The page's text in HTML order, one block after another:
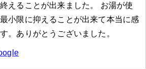
えることが出来ました。 お湯が使
小限に抑えることが出来て本当に感
。ありがとうございました。